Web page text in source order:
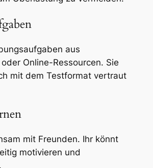
aus
Online-Ressourcen. Sie
mit dem Testformat vertraut
mit Freunden. Ihr könnt
motivieren und